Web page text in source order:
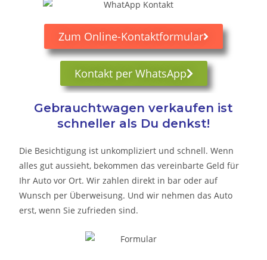
Zum Online-Kontaktformular
Kontakt per WhatsApp
Gebrauchtwagen verkaufen ist
schneller als Du denkst!
Die Besichtigung ist unkompliziert und schnell. Wenn
alles gut aussieht, bekommen das vereinbarte Geld für
Ihr Auto vor Ort. Wir zahlen direkt in bar oder auf
Wunsch per Überweisung. Und wir nehmen das Auto
erst, wenn Sie zufrieden sind.